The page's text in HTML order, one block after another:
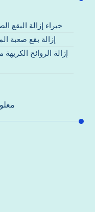
خبراء إزالة البقع
إزالة بقع صعبة
إزالة الروائح